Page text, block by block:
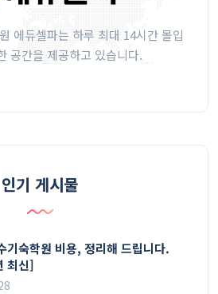
에듀셀파는 하루 최대 14시간 몰입
공간을 제공하고 있습니다.
인기 게시물
기숙학원 비용, 정리해 드립니다.
최신]